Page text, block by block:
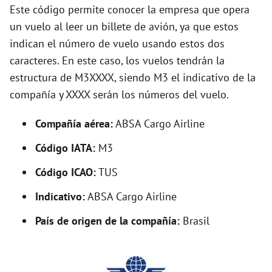
d
e
o
Este código permite conocer la empresa que opera
un vuelo al leer un billete de avión, ya que estos
indican el número de vuelo usando estos dos
caracteres. En este caso, los vuelos tendrán la
estructura de M3XXXX, siendo M3 el indicativo de la
compañía y XXXX serán los números del vuelo.
Compañía aérea:ABSA Cargo Airline
Código IATA: M3
Código ICAO:TUS
Indicativo:ABSA Cargo Airline
País de origen de la compañía: Brasil